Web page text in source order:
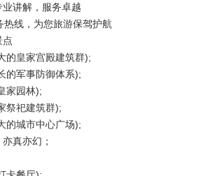
元/人，4晚5天1650元/人【房差150
元/人，4晚5天1850元/人【房差200
元/人，4晚5天2250元/人【房差250
不含门票，不占床，仅含车费及导游服
元含半价门票，不占床，含车费及导游服
人操作+100元/人
为3晚4日行程
：报名提供航班号/车次
车时间安排，让您一到北京就感受到亲人
张票，如未预约成功，则替换为其他景
讲解，服务卓越
热线，为您旅游保驾护航
点
的皇家宫殿建筑群);
的军事防御体系);
家园林);
祭祀建筑群);
的城市中心广场);
真亦幻；